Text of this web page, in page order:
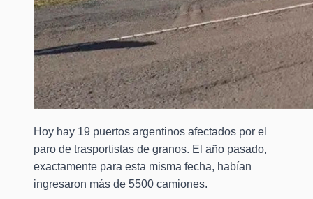
Hoy hay 19 puertos argentinos afectados por el
paro de trasportistas de granos. El año pasado,
exactamente para esta misma fecha, habían
ingresaron más de 5500 camiones.